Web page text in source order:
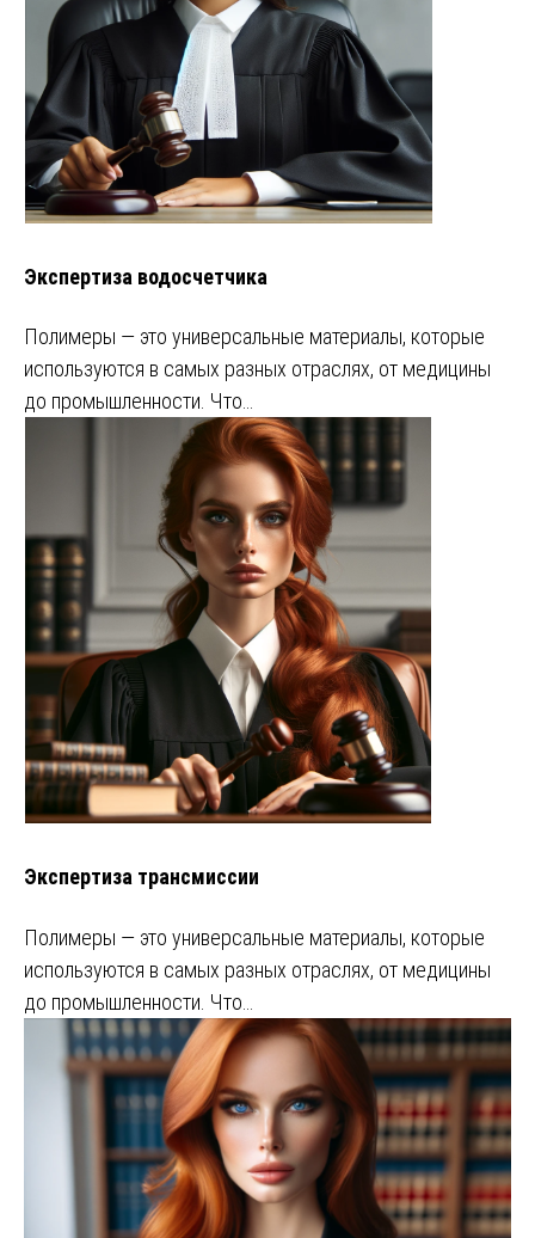
Экспертиза водосчетчика
Полимеры — это универсальные материалы, которые
используются в самых разных отраслях, от медицины
до промышленности. Что…
Экспертиза трансмиссии
Полимеры — это универсальные материалы, которые
используются в самых разных отраслях, от медицины
до промышленности. Что…